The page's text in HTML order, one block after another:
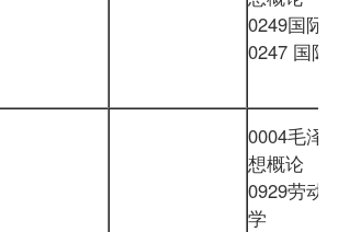
0249国际
0247 国
0004毛泽
想概论
0929劳动
学